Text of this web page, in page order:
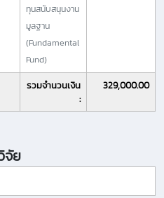
ทุนสนับสนุนงาน
มูลฐาน
(Fundamental
Fund)
รวมจำนวนเงิน
:
329,000.00
จัย